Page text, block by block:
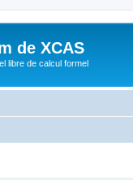
de XCAS
libre de calcul formel